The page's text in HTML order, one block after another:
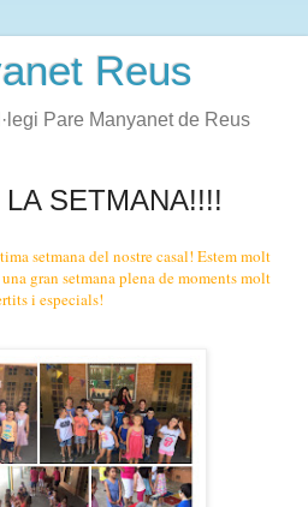
Reus
Pare Manyanet de Reus
SETMANA!!!!
setmana del nostre casal! Estem molt
gran setmana plena de moments molt
i especials!